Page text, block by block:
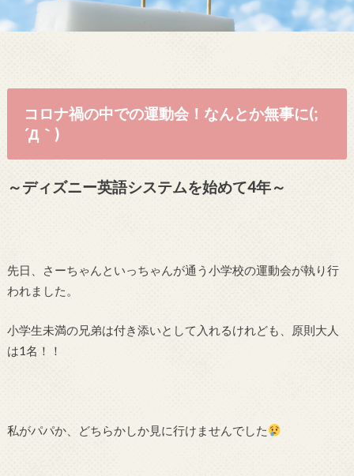
コロナ禍の中での運動会！なんとか無事に(;
´Д｀)
～ディズニー英語システムを始めて4年～
先日、さーちゃんといっちゃんが通う小学校の運動会が執り行
われました。
小学生未満の兄弟は付き添いとして入れるけれども、原則大人
は1名！！
私がパパか、どちらかしか見に行けませんでした